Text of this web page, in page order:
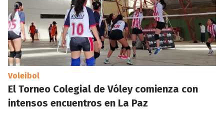
Voleibol
El Torneo Colegial de Vóley comienza con
intensos encuentros en La Paz